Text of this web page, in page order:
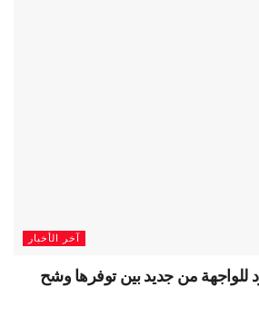
آخر الأخبار
للواجهة من جديد بين توفرها وشح